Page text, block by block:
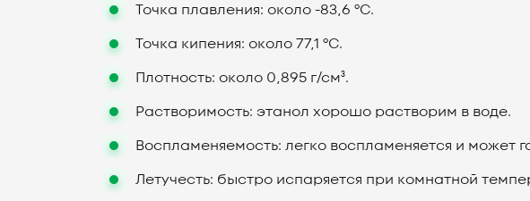
Точка плавления: около -83,6 °C.
Точка кипения: около 77,1 °C.
Плотность: около 0,895 г/см³.
Растворимость: этанол хорошо растворим в воде.
Воспламеняемость: легко воспламеняется и может
Летучесть: быстро испаряется при комнатной